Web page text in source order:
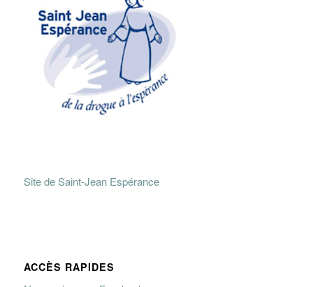
Site de Saint-Jean Espérance
ACCÈS RAPIDES